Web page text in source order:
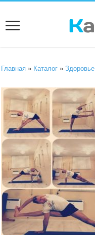
Главная » Каталог »Здоровье